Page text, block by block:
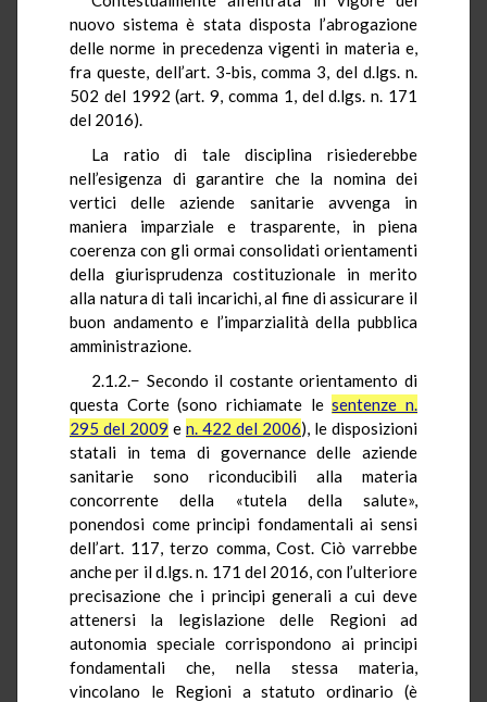
nuovo sistema è stata disposta l’abrogazione
delle norme in precedenza vigenti in materia e,
fra queste, dell’art. 3-bis, comma 3, del d.lgs. n.
502 del 1992 (art. 9, comma 1, del d.lgs. n. 171
del 2016).
La ratio di tale disciplina risiederebbe
nell’esigenza di garantire che la nomina dei
vertici delle aziende sanitarie avvenga in
maniera imparziale e trasparente, in piena
coerenza con gli ormai consolidati orientamenti
della giurisprudenza costituzionale in merito
alla natura di tali incarichi, al fine di assicurare il
buon andamento e l’imparzialità della pubblica
amministrazione.
2.1.2.− Secondo il costante orientamento di
questa Corte (sono richiamate lesentenze n.
295 del 2009 e n. 422 del 2006), le disposizioni
statali in tema di governance delle aziende
sanitarie sono riconducibili alla materia
concorrente della «tutela della salute»,
ponendosi come principi fondamentali ai sensi
dell’art. 117, terzo comma, Cost. Ciò varrebbe
anche per il d.lgs. n. 171 del 2016, con l’ulteriore
precisazione che i principi generali a cui deve
attenersi la legislazione delle Regioni ad
autonomia speciale corrispondono ai principi
fondamentali che, nella stessa materia,
vincolano le Regioni a statuto ordinario (è